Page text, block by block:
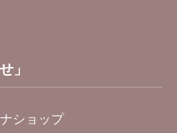
」
ショップ